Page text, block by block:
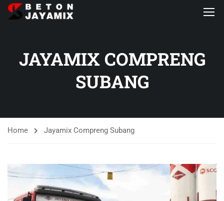
JAYAMIX COMPRENG
SUBANG
Home Jayamix Compreng Subang